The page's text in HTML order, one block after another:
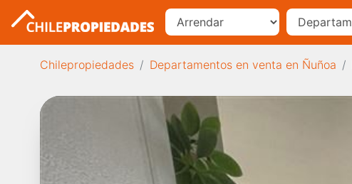
Chilepropiedades Departamentos en venta en Ñuñoa